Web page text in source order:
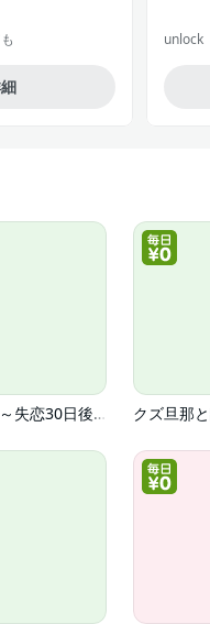
unlock
不純な上司に抱かれたら～失恋30日後の、誘惑